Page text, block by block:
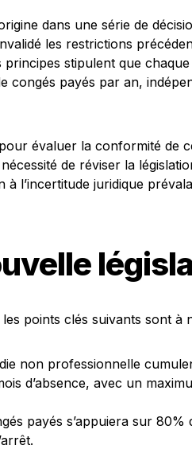
dans une série de
les restrictions
stipulent que
congés payés par an,
évaluer la conformité de
de réviser la
l’incertitude juridique
points clés suivants sont à
non professionnelle
d’absence, avec un
payés s’appuiera sur